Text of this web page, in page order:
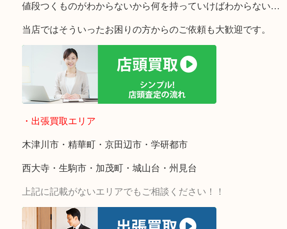
値段つくものがわからないから何を持っていけばわからない…
当店ではそういったお困りの方からのご依頼も大歓迎です。
・出張買取エリア
木津川市・精華町・京田辺市・学研都市
西大寺・生駒市・加茂町・城山台・州見台
上記に記載がないエリアでもご相談ください！！